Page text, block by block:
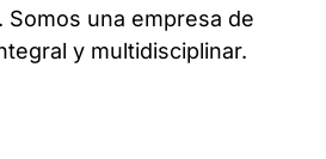
Somos una empresa de
y multidisciplinar.